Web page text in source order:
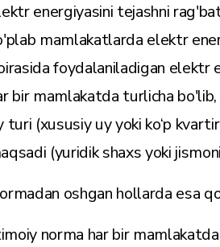
energiyasini tejashni
mamlakatlarda elektr
foydalaniladigan elektr
bir mamlakatda turlicha
turi (xususiy uy yoki ko‘p
(yuridik shaxs yoki
oshgan hollarda esa
norma har bir